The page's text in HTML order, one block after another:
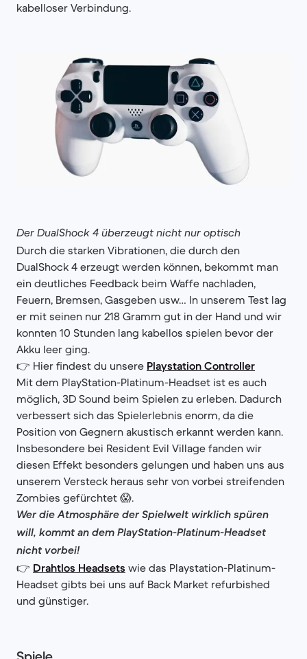
kabelloser Verbindung.
Der DualShock 4 überzeugt nicht nur optisch
Durch die starken Vibrationen, die durch den
DualShock 4 erzeugt werden können, bekommt man
ein deutliches Feedback beim Waffe nachladen,
Feuern, Bremsen, Gasgeben usw… In unserem Test lag
er mit seinen nur 218 Gramm gut in der Hand und wir
konnten 10 Stunden lang kabellos spielen bevor der
Akku leer ging.
👉 Hier findest du unsere Playstation Controller
Mit dem PlayStation-Platinum-Headset ist es auch
möglich, 3D Sound beim Spielen zu erleben. Dadurch
verbessert sich das Spielerlebnis enorm, da die
Position von Gegnern akustisch erkannt werden kann.
Insbesondere bei Resident Evil Village fanden wir
diesen Effekt besonders gelungen und haben uns aus
unserem Versteck heraus sehr von vorbei streifenden
Zombies gefürchtet 😱.
Wer die Atmosphäre der Spielwelt wirklich spüren
will, kommt an dem PlayStation-Platinum-Headset
nicht vorbei!
👉 Drahtlos Headsets wie das Playstation-Platinum-
Headset gibts bei uns auf Back Market refurbished
und günstiger.